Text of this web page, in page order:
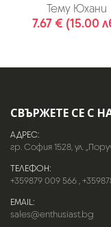
Тему Юхани
7.67 € (15.00
СВЪРЖЕТЕ СЕ С
АДРЕС:
гр. София 1528, ул.
ТЕЛЕФОН:
+359879 009 566,
EMAIL:
sales@enthusiast.bg